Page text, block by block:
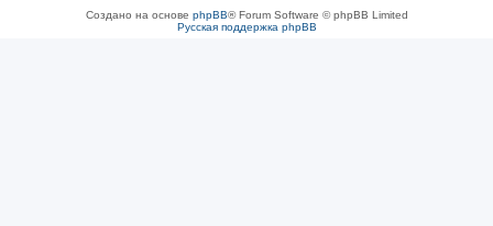
Создано на основе phpBB® Forum Software © phpBB Limited
Русская поддержка phpBB